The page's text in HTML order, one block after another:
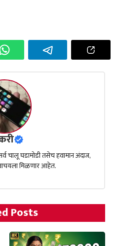
चालू घडामोडी तसेच हवामान अंदाज,
वाचयला मिळणार आहेत.
Posts